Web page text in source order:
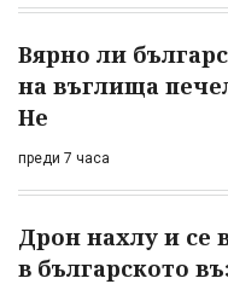
Вярно ли
на въглища
Не
преди 7 часа
Дрон нахлу и се
в българското